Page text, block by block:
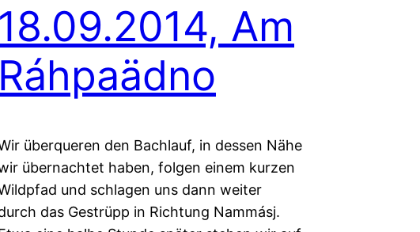
18.09.2014, Am
Ráhpaädno
überqueren den Bachlauf, in dessen Nähe
übernachtet haben, folgen einem kurzen
und schlagen uns dann weiter
das Gestrüpp in Richtung Nammásj.